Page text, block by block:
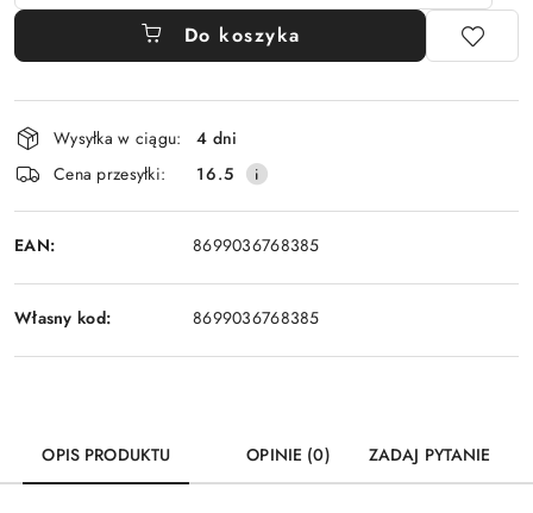
Do koszyka
Dostępność
i
dostawa
Wysyłka w ciągu:
4 dni
Cena przesyłki:
16.5
EAN: 8699036768385
Własny kod: 8699036768385
OPIS PRODUKTU OPINIE (0) ZADAJ PYTANIE